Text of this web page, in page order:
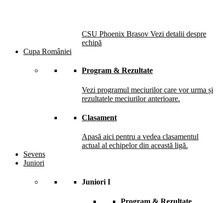
CSU Phoenix Brasov Vezi detalii despre
echipă
Cupa României
Program & Rezultate
Vezi programul meciurilor care vor urma și
rezultatele meciurilor anterioare.
Clasament
Apasă aici pentru a vedea clasamentul
actual al echipelor din această ligă.
Sevens
Juniori
Juniori I
Program & Rezultate